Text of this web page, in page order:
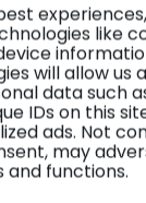
like
will allow us
data such
IDs on this
ads. Not
may
functions.